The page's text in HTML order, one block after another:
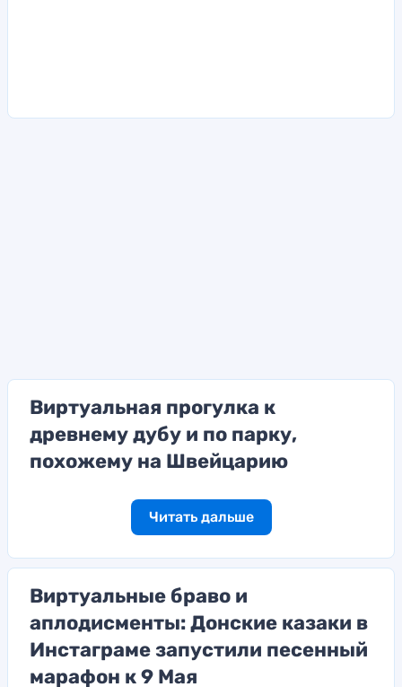
Виртуальная прогулка к
древнему дубу и по парку,
похожему на Швейцарию
Читать дальше
Виртуальные браво и
аплодисменты: Донские казаки в
Инстаграме запустили песенный
марафон к 9 Мая